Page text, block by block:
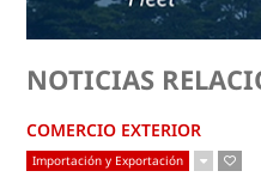
NOTICIAS
COMERCIO EXTERIOR
Importación y Exportación